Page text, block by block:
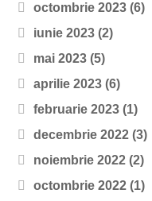
octombrie 2023 (6)
iunie 2023 (2)
mai 2023 (5)
aprilie 2023 (6)
februarie 2023 (1)
decembrie 2022 (3)
noiembrie 2022 (2)
octombrie 2022 (1)